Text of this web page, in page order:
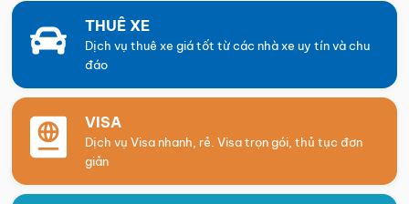
THUÊ XE
Dịch vụ thuê xe giá tốt từ các nhà xe uy tín và chu
đáo
VISA
Dịch vụ Visa nhanh, rẻ. Visa trọn gói, thủ tục đơn
giản